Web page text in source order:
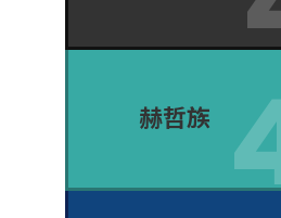
赫哲族